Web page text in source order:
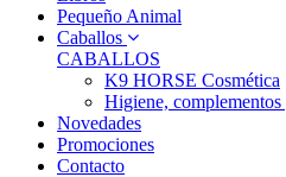
Pequeño Animal
Caballos
CABALLOS
K9 HORSE Cosmética
Higiene,
Novedades
Promociones
Contacto